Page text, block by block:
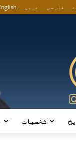
عربی فارسی
شخصیات